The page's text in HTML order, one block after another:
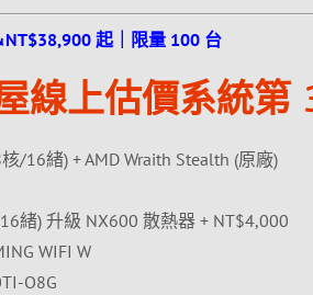
起｜限量 100 台
線上估價系統第
/16緒) + AMD Wraith Stealth (原廠)
緒) 升級 NX600 散熱器 + NT$4,000
WIFI W
O8G